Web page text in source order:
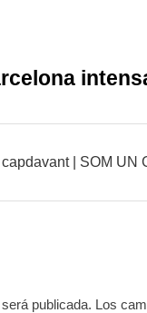
| SOM UN
publicada. Los